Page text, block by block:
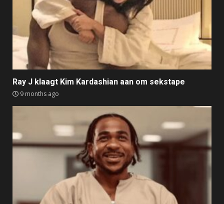
Ray J klaagt Kim Kardashian aan om sekstape
9 months ago